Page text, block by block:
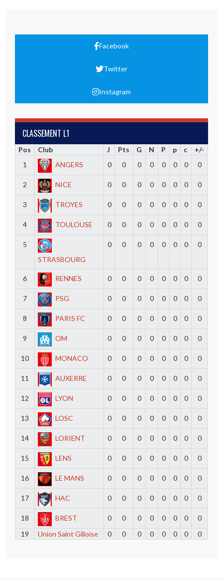
Facebook
Twitter
Instagram
CLASSEMENT L1
Pos Club J Pts G N P p c
+/-
1
ANGERS 0 0 0 0 0 0 0 0
2 NICE 0 0 0 0 0 0 0 0
3 TROYES 0 0 0 0 0 0 0 0
4 TOULOUSE 0 0 0 0 0 0 0 0
5
STRASBOURG
0 0 0 0 0 0 0 0
6 RENNES 0 0 0 0 0 0 0 0
7 PSG 0 0 0 0 0 0 0 0
8 PARIS FC 0 0 0 0 0 0 0 0
9 OM 0 0 0 0 0 0 0 0
10 MONACO 0 0 0 0 0 0 0 0
11 AUXERRE 0 0 0 0 0 0 0 0
12 LYON 0 0 0 0 0 0 0 0
13 LOSC 0 0 0 0 0 0 0 0
14 LORIENT 0 0 0 0 0 0 0 0
15 LENS 0 0 0 0 0 0 0 0
16 LE MANS 0 0 0 0 0 0 0 0
17 HAC 0 0 0 0 0 0 0 0
18 BREST 0 0 0 0 0 0 0
0
19
Union Saint Gilloise 0 0 0 0 0 0 0 0